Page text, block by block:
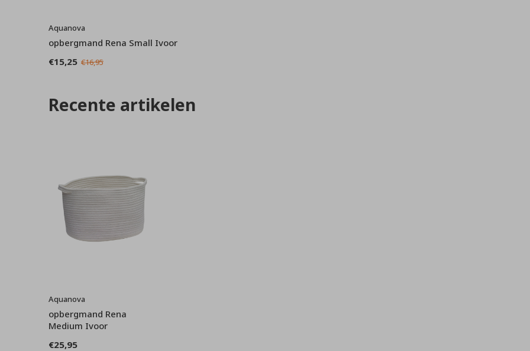
Aquanova
opbergmand Rena Small Ivoor
€15,25 €16,95
Recente artikelen
Aquanova
opbergmand Rena
Medium Ivoor
€25,95